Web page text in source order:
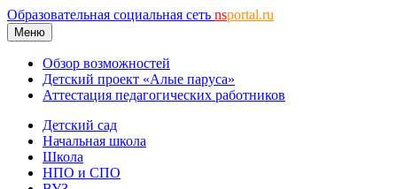
Образовательная социальная сеть nsportal.ru
Меню
Обзор возможностей
Детский проект «Алые паруса»
Аттестация педагогических работников
Детский сад
Начальная школа
Школа
НПО и СПО